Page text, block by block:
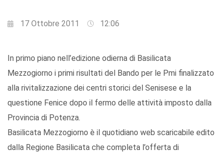
17 Ottobre 2011 12:06
In primo piano nell’edizione odierna di Basilicata
Mezzogiorno i primi risultati del Bando per le Pmi finalizzato
alla rivitalizzazione dei centri storici del Senisese e la
questione Fenice dopo il fermo delle attività imposto dalla
Provincia di Potenza.
Basilicata Mezzogiorno è il quotidiano web scaricabile edito
dalla Regione Basilicata che completa l’offerta di